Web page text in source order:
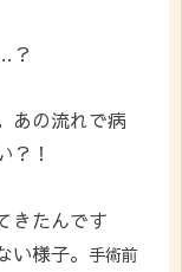
？
あの流れで病
？！
きたんです
様子。 手術前